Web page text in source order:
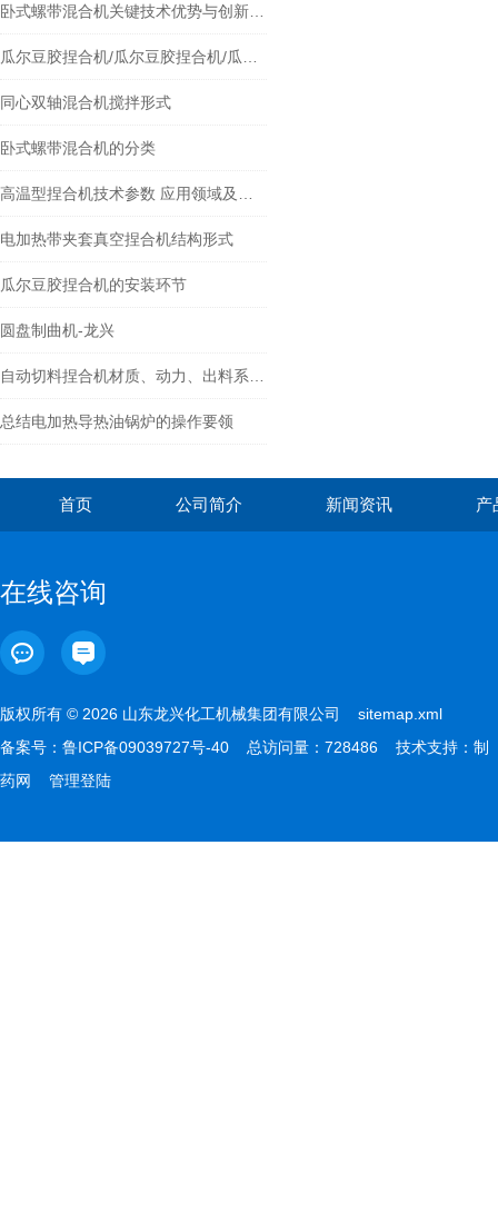
同心双轴混合机搅拌形式
卧式螺带混合机的分类
电加热带夹套真空捏合机结构形式
瓜尔豆胶捏合机的安装环节
圆盘制曲机-龙兴
总结电加热导热油锅炉的操作要领
首页 公司简介 新闻资讯 产
在线咨询
版权所有 © 2026 山东龙兴化工机械集团有限公司 sitemap.xml
备案号： 鲁ICP备09039727号-40 总访问量：728486 技术支持： 制
药网
管理登陆